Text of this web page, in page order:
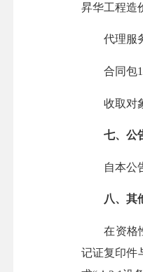
昇华工程造
代理服务
合同包1
收取对象
七、公
自本公告
八、其
在资格性
记证复印件